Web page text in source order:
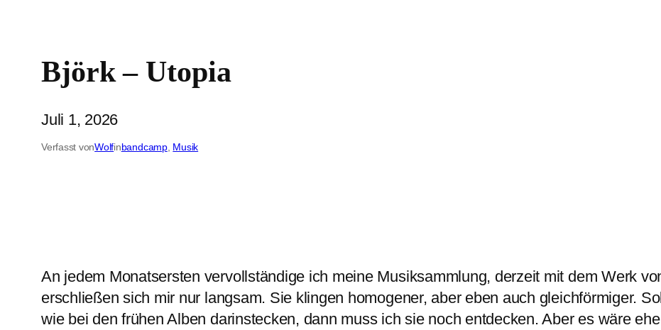
Björk – Utopia
Juli 1, 2026
Verfasst vonWolfinbandcamp, Musik
An jedem Monatsersten vervollständige ich meine Musiksammlung, derzeit mit dem Werk
erschließen sich mir nur langsam. Sie klingen homogener, aber eben auch gleichförmiger.
wie bei den frühen Alben darinstecken, dann muss ich sie noch entdecken. Aber es wäre